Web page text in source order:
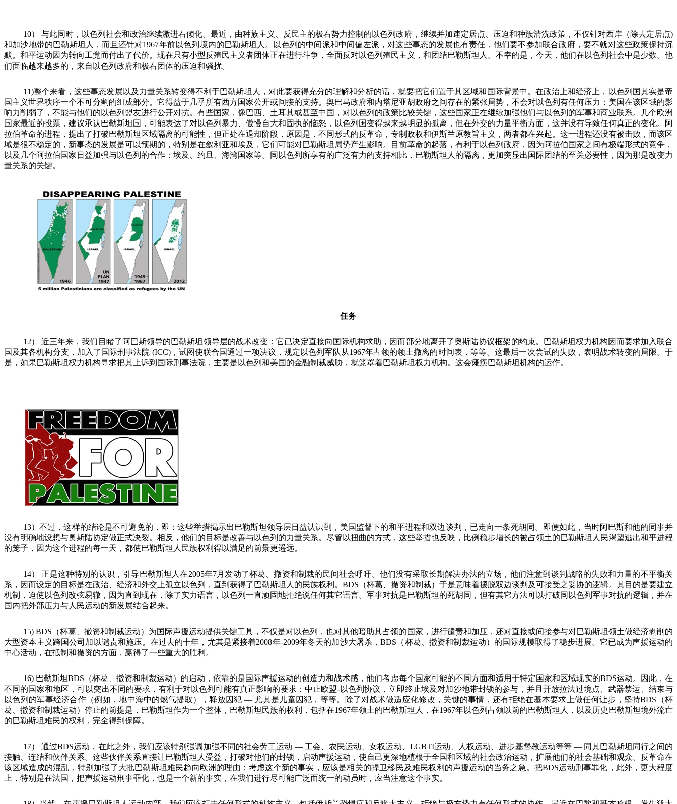
10） 与此同时，以色列社会和政治继续激进右倾化。最近，由种族主义、反民主的极右势力控制的以色列政府，继续并加速定居点、压迫和种族清洗政策，不仅针对西岸（除去定居点)
和加沙地带的巴勒斯坦人，而且还针对1967年前以色列境内的巴勒斯坦人。以色列的中间派和中间偏左派，对这些事态的发展也有责任，他们要不参加联合政府，要不就对这些政策保持沉
默。和平运动因为转向工党而付出了代价。现在只有小型反殖民主义者团体正在进行斗争，全面反对以色列殖民主义，和团结巴勒斯坦人。不幸的是，今天，他们在以色列社会中是少数。他
们面临越来越多的，来自以色列政府和极右团体的压迫和骚扰。
11)整个来看，这些事态发展以及力量关系转变得不利于巴勒斯坦人，对此要获得充分的理解和分析的话，就要把它们置于其区域和国际背景中。在政治上和经济上，以色列国其实是帝
国主义世界秩序一个不可分割的组成部分。它得益于几乎所有西方国家公开或间接的支持。奥巴马政府和内塔尼亚胡政府之间存在的紧张局势，不会对以色列有任何压力；美国在该区域的影
响力削弱了，不能与他们的以色列盟友进行公开对抗。有些国家，像巴西、土耳其或甚至中国，对以色列的政策比较关键，这些国家正在继续加强他们与以色列的军事和商业联系。几个欧洲
国家最近的投票，建议承认巴勒斯坦国，可能表达了对以色列暴力、傲慢自大和固执的恼怒，以色列国变得越来越明显的孤离，但在外交的力量平衡方面，这并没有导致任何真正的变化。阿
拉伯革命的进程，提出了打破巴勒斯坦区域隔离的可能性，但正处在退却阶段，原因是，不同形式的反革命，专制政权和伊斯兰原教旨主义，两者都在兴起。这一进程还没有被击败，而该区
域是很不稳定的，新事态的发展是可以预期的，特别是在叙利亚和埃及，它们可能对巴勒斯坦局势产生影响。目前革命的起落，有利于以色列政府，因为阿拉伯国家之间有极端形式的竞争，
以及几个阿拉伯国家日益加强与以色列的合作：埃及、约旦、海湾国家等。同以色列所享有的广泛有力的支持相比，巴勒斯坦人的隔离，更加突显出国际团结的至关必要性，因为那是改变力
量关系的关键。
任务
12）
近三年来，我们目睹了阿巴斯领导的巴勒斯坦领导层的战术改变：它已决定直接向国际机构求助，因而部分地离开了奥斯陆协议框架的约束。巴勒斯坦权力机构因而要求加入联合
国及其各机构分支，加入了国际刑事法院 (ICC)，试图使联合国通过一项决议，规定以色列军队从1967年占领的领土撤离的时间表，等等。这最后一次尝试的失败，表明战术转变的局限。于
是，如果巴勒斯坦权力机构寻求把其上诉到国际刑事法院，主要是以色列和美国的金融制裁威胁，就笼罩着巴勒斯坦权力机构。这会瘫痪巴勒斯坦机构的运作。
13）不过，这样的结论是不可避免的，即：这些举措揭示出巴勒斯坦领导层日益认识到，美国监督下的和平进程和双边谈判，已走向一条死胡同。即便如此，当时阿巴斯和他的同事并
没有明确地设想与奥斯陆协定做正式决裂。相反，他们的目标是改善与以色列的力量关系。尽管以扭曲的方式，这些举措也反映，比例稳步增长的被占领土的巴勒斯坦人民渴望逃出和平进程
的笼子，因为这个进程的每一天，都使巴勒斯坦人民族权利得以满足的前景更遥远。
14） 正是这种特别的认识，引导巴勒斯坦人在2005年7月发动了杯葛、撤资和制裁的民间社会呼吁。他们没有采取长期解决办法的立场，他们注意到谈判战略的失败和力量的不平衡关
系，因而设定的目标是在政治、经济和外交上孤立以色列，直到获得了巴勒斯坦人的民族权利。 BDS （杯葛、撤资和制裁）于是意味着摆脱双边谈判及可接受之妥协的逻辑。其目的是要建立
机制，迫使以色列改弦易辙，因为直到现在，除了实力语言，以色列一直顽固地拒绝说任何其它语言。军事对抗是巴勒斯坦的死胡同，但有其它方法可以打破同以色列军事对抗的逻辑，并在
国内把外部压力与人民运动的新发展结合起来。
15) BDS （杯葛、撤资和制裁运动）为国际声援运动提供关键工具，不仅是对以色列，也对其他暗助其占领的国家，进行谴责和加压，还对直接或间接参与对巴勒斯坦领土做经济剥削的
大型资本主义跨国公司加以谴责和施压。在过去的十年，尤其是紧接着2008年-2009年冬天的加沙大屠杀，BDS （杯葛、撤资和制裁运动）的国际规模取得了稳步进展。它已成为声援运动的
中心活动，在抵制和撤资的方面，赢得了一些重大的胜利。
16) 巴勒斯坦BDS （杯葛、撤资和制裁运动）的启动，依靠的是国际声援运动的创造力和战术感，他们考虑每个国家可能的不同方面和适用于特定国家和区域现实的BDS运动。因此，在
不同的国家和地区，可以突出不同的要求，有利于对以色列可能有真正影响的要求：中止欧盟-以色列协议，立即终止埃及对加沙地带封锁的参与，并且开放拉法过境点、武器禁运、结束与
以色列的军事经济合作（例如，地中海中的燃气提取），释放囚犯 — 尤其是儿童囚犯，等等。除了对战术做适应化修改，关键的事情，还有拒绝在基本要求上做任何让步，坚持BDS （杯
葛、撤资和制裁运动）停止的前提是，巴勒斯坦作为一个整体，巴勒斯坦民族的权利，包括在1967年领土的巴勒斯坦人，在1967年以色列占领以前的巴勒斯坦人，以及历史巴勒斯坦境外流亡
的巴勒斯坦难民的权利，完全得到保障。
17） 通过BDS运动，在此之外，我们应该特别强调加强不同的社会劳工运动 — 工会、农民运动、女权运动、 LGBTI运动、人权运动、进步基督教运动等等 — 同其巴勒斯坦同行之间的
接触、连结和伙伴关系。这些伙伴关系直接让巴勒斯坦人受益，打破对他们的封锁，启动声援运动，使自己更深地植根于全国和区域的社会政治运动，扩展他们的社会基础和观众。反革命在
该区域造成的混乱，特别加强了大批巴勒斯坦难民趋向欧洲的理由：考虑这个新的事实，应该是相关的捍卫移民及难民权利的声援运动的当务之急。把BDS运动刑事罪化，此外，更大程度
上，特别是在法国，把声援运动刑事罪化，也是一个新的事实，在我们进行尽可能广泛而统一的动员时，应当注意这个事实。